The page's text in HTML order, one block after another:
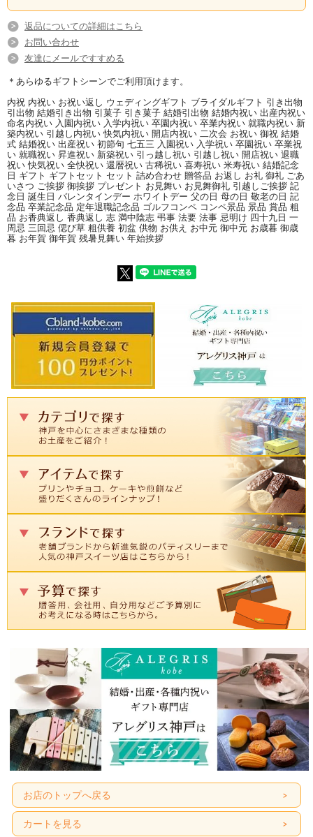
返品についての詳細はこちら
お問い合わせ
友達にメールですすめる
＊あらゆるギフトシーンでご利用頂けます。
内祝 内祝い お祝い返し ウェディングギフト ブライダルギフト 引き出物
引出物 結婚引き出物 引菓子 引き菓子 結婚引出物 結婚内祝い 出産内祝い
命名内祝い 入園内祝い 入学内祝い 卒園内祝い 卒業内祝い 就職内祝い 新
築内祝い 引越し内祝い 快気内祝い 開店内祝い 二次会 お祝い 御祝 結婚
式 結婚祝い 出産祝い 初節句 七五三 入園祝い 入学祝い 卒園祝い 卒業祝
い 就職祝い 昇進祝い 新築祝い 引っ越し祝い 引越し祝い 開店祝い 退職
祝い 快気祝い 全快祝い 還暦祝い 古稀祝い 喜寿祝い 米寿祝い 結婚記念
日 ギフト ギフトセット セット 詰め合わせ 贈答品 お返し お礼 御礼 ごあ
いさつ ご挨拶 御挨拶 プレゼント お見舞い お見舞御礼 引越しご挨拶 記
念日 誕生日 バレンタインデー ホワイトデー 父の日 母の日 敬老の日 記
念品 卒業記念品 定年退職記念品 ゴルフコンペ コンペ景品 景品 賞品 粗
品 お香典返し 香典返し 志 満中陰志 弔事 法要 法事 忌明け 四十九日 一
周忌 三回忌 偲び草 粗供養 初盆 供物 お供え お中元 御中元 お歳暮 御歳
暮 お年賀 御年賀 残暑見舞い 年始挨拶
お店のトップへ戻る
カートを見る